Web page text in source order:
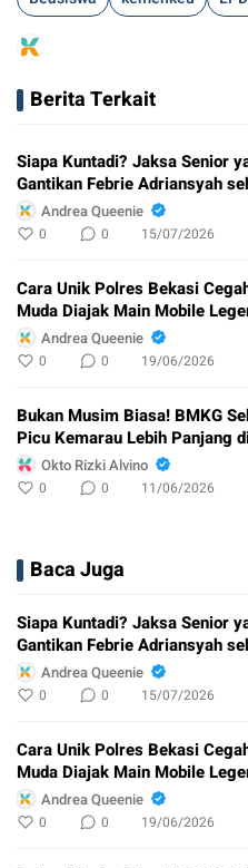
Berita Terkait
Siapa Kuntadi? Jaksa Senior
Gantikan Febrie Adriansyah
Andrea Queenie
0 0 15/07/2026
Cara Unik Polres Bekasi
Muda Diajak Main Mobile
Andrea Queenie
0 0 19/06/2026
Bukan Musim Biasa! BMKG
Picu Kemarau Lebih Panjang
Okto Rizki Alvino
0 0 11/06/2026
Baca Juga
Siapa Kuntadi? Jaksa Senior
Gantikan Febrie Adriansyah
Andrea Queenie
0 0 15/07/2026
Cara Unik Polres Bekasi
Muda Diajak Main Mobile
Andrea Queenie
0 0 19/06/2026